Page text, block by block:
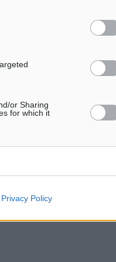
or Sharing
for which it
Privacy Policy